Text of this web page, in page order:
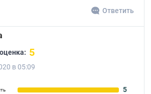
Ответить
5
в 05:09
5